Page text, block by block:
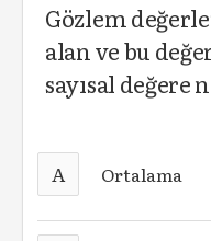
Gözlem
alan ve bu
sayısal değere
A Ortalama